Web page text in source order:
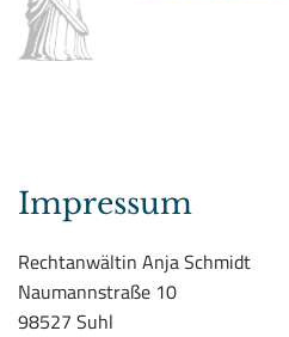
Impressum
Rechtanwältin Anja Schmidt
Naumannstraße 10
98527 Suhl